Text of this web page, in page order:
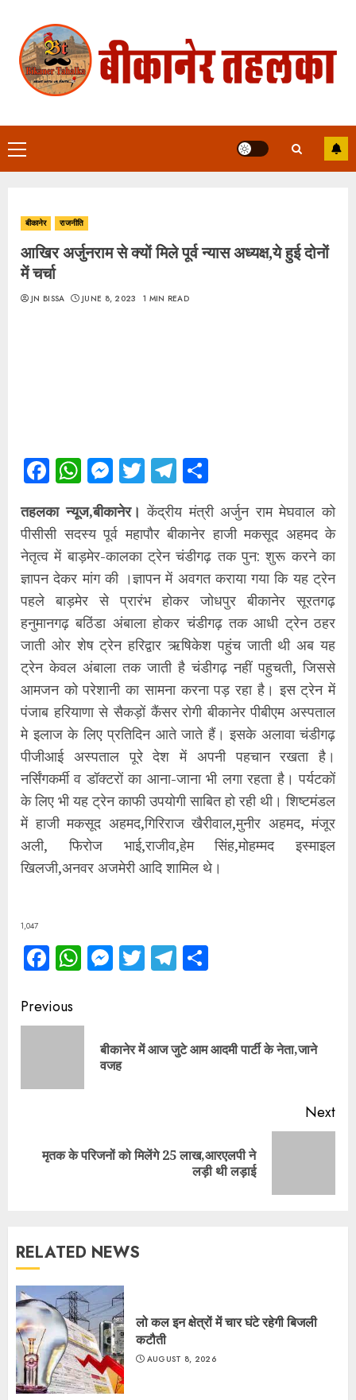
content
Primary
Menu
बीकानेर राजनीति
आखिर अर्जुनराम से क्यों मिले पूर्व न्यास अध्यक्ष,ये हुई दोनों
में चर्चा
JN BISSA JUNE 8, 2023 1 MIN READ
Facebook
WhatsApp
Messenger
TwitterTelegram
तहलका न्यूज,बीकानेर। केंद्रीय मंत्री अर्जुन राम मेघवाल को
पीसीसी सदस्य पूर्व महापौर बीकानेर हाजी मकसूद अहमद के
नेतृत्व में बाड़मेर-कालका ट्रेन चंडीगढ़ तक पुन: शुरू करने का
ज्ञापन देकर मांग की ।ज्ञापन में अवगत कराया गया कि यह ट्रेन
पहले बाड़मेर से प्रारंभ होकर जोधपुर बीकानेर सूरतगढ़
हनुमानगढ़ बठिंडा अंबाला होकर चंडीगढ़ तक आधी ट्रेन ठहर
जाती ओर शेष ट्रेन हरिद्वार ऋषिकेश पहुंच जाती थी अब यह
ट्रेन केवल अंबाला तक जाती है चंडीगढ़ नहीं पहुचती, जिससे
आमजन को परेशानी का सामना करना पड़ रहा है। इस ट्रेन में
पंजाब हरियाणा से सैकड़ों कैंसर रोगी बीकानेर पीबीएम अस्पताल
मे इलाज के लिए प्रतिदिन आते जाते हैं। इसके अलावा चंडीगढ़
पीजीआई अस्पताल पूरे देश में अपनी पहचान रखता है।
नर्सिंगकर्मी व डॉक्टरों का आना-जाना भी लगा रहता है। पर्यटकों
के लिए भी यह ट्रेन काफी उपयोगी साबित हो रही थी। शिष्टमंडल
में हाजी मकसूद अहमद,गिरिराज खैरीवाल,मुनीर अहमद, मंजूर
अली, फिरोज भाई,राजीव,हेम सिंह,मोहम्मद इस्माइल
खिलजी,अनवर अजमेरी आदि शामिल थे।
1,047
Facebook
WhatsApp
Messenger
TwitterTelegram
Continue
Reading
Previous
बीकानेर में आज जुटे आम आदमी पार्टी के नेता,जाने
वजह
Next
Nextमृतक के परिजनों को मिलेंगे 25 लाख,आरएलपी ने
लड़ी थी लड़ाई
RELATED NEWS
लो कल इन क्षेत्रों में चार घंटे रहेगी बिजली
कटौती
AUGUST 8, 2026